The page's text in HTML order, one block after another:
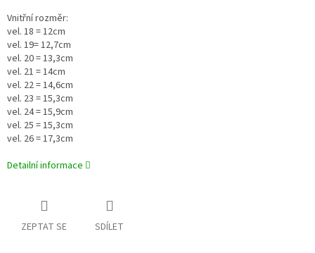
Vnitřní rozměr:
vel. 18 = 12cm
vel. 19= 12,7cm
vel. 20 = 13,3cm
vel. 21 = 14cm
vel. 22 = 14,6cm
vel. 23 = 15,3cm
vel. 24 = 15,9cm
vel. 25 = 15,3cm
vel. 26 = 17,3cm
Detailní informace
ZEPTAT SE SDÍLET